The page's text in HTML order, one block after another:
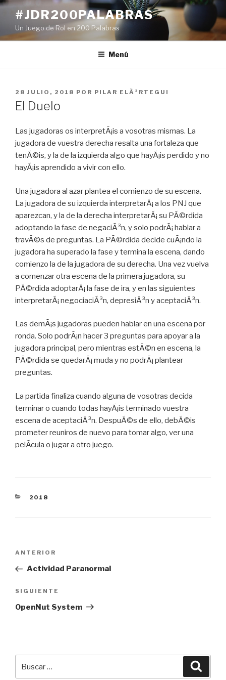
Ir
contenido
#JDR200PALABRAS
Un Juego de Rol en 200 Palabras
Menú
PUBLICADO
EN
28 JULIO, 2018 POR PILAR ELÃ³RTEGUI
El Duelo
Las jugadoras os interpretÃ¡is a vosotras mismas. La
jugadora de vuestra derecha resalta una fortaleza que
tenÃ©is, y la de la izquierda algo que hayÃ¡is perdido y no
hayÃ¡is aprendido a vivir con ello.
Una jugadora al azar plantea el comienzo de su escena.
La jugadora de su izquierda interpretarÃ¡ a los PNJ que
aparezcan, y la de la derecha interpretarÃ¡ su PÃ©rdida
adoptando la fase de negaciÃ³n, y solo podrÃ¡ hablar a
travÃ©s de preguntas. La PÃ©rdida decide cuÃ¡ndo la
jugadora ha superado la fase y termina la escena, dando
comienzo la de la jugadora de su derecha. Una vez vuelva
a comenzar otra escena de la primera jugadora, su
PÃ©rdida adoptarÃ¡ la fase de ira, y en las siguientes
interpretarÃ¡ negociaciÃ³n, depresiÃ³n y aceptaciÃ³n.
Las demÃ¡s jugadoras pueden hablar en una escena por
ronda. Solo podrÃ¡n hacer 3 preguntas para apoyar a la
jugadora principal, pero mientras estÃ©n en escena, la
PÃ©rdida se quedarÃ¡ muda y no podrÃ¡ plantear
preguntas.
La partida finaliza cuando alguna de vosotras decida
terminar o cuando todas hayÃ¡is terminado vuestra
escena de aceptaciÃ³n. DespuÃ©s de ello, debÃ©is
prometer reuniros de nuevo para tomar algo, ver una
pelÃ­cula o jugar a otro juego.
CATEGORÍAS
2018
entradas
Entrada
anterior:
ANTERIOR
Actividad Paranormal
Siguiente
entrada
SIGUIENTE
OpenNut System
por: